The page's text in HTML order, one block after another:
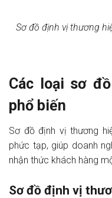
Sơ đồ định vị thương
Các loại sơ
phổ biến
Sơ đồ định vị thương
phức tạp, giúp doanh
nhận thức khách hàng
Sơ đồ định vị